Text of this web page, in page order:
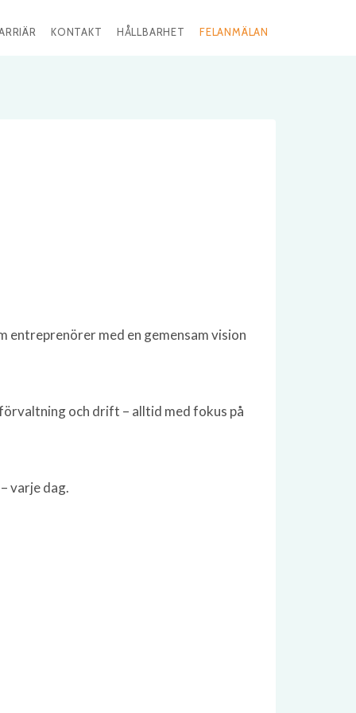
KONTAKT HÅLLBARHET FELANMÄLAN
med en gemensam vision
och drift – alltid med fokus på
varje dag.